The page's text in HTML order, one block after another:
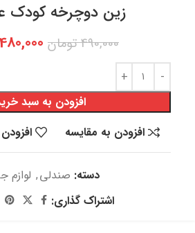
زین دوچرخه کودک
490,000 تومان 480,000
افزودن به سبد
افزودن به مقایسه
دسته: صندلی, لوازم
اشتراک گذاری: